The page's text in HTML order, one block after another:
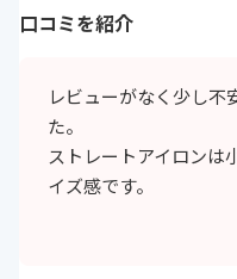
電圧
自動電源OFF機
能
◯
付属品
口コミを紹介
レビューがなく少し不
た。
ストレートアイロンは
イズ感です。